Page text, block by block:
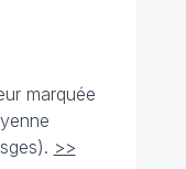
marquée
>>